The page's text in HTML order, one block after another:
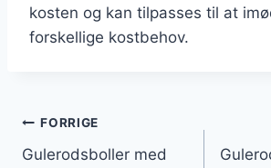
kosten og kan tilpasses til at
forskellige kostbehov.
Indlægsnavigation
FORRIGE
Gulerodsboller med